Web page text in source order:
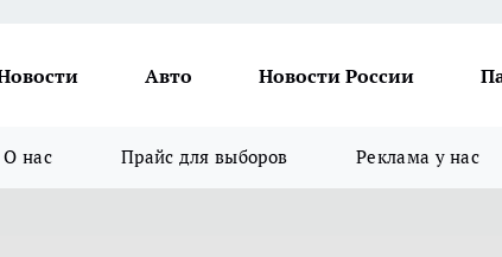
Авто Новости России
О нас Прайс для выборов Реклама у нас